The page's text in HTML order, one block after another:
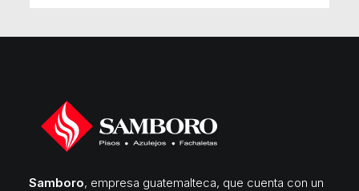
Samboro, empresa guatemalteca, que cuenta con un